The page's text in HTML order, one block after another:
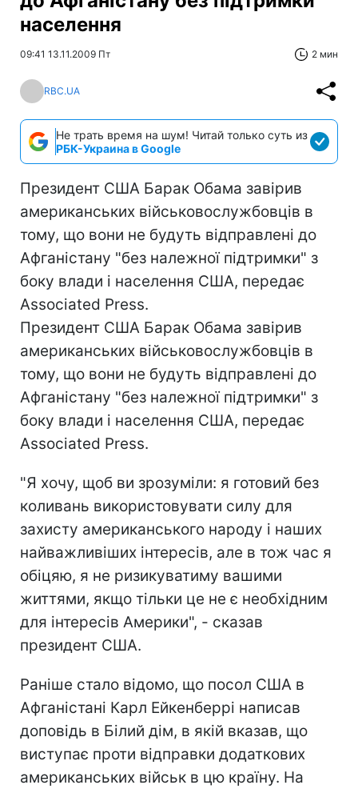
населення
09:41 13.11.2009 Пт 2 мин
RBC.UA
Не трать время на шум! Читай только суть из
РБК-Украина в Google
Президент США Барак Обама завірив
американських військовослужбовців в
тому, що вони не будуть відправлені до
Афганістану "без належної підтримки" з
боку влади і населення США, передає
Associated Press.
Президент США Барак Обама завірив
американських військовослужбовців в
тому, що вони не будуть відправлені до
Афганістану "без належної підтримки" з
боку влади і населення США, передає
Associated Press.
"Я хочу, щоб ви зрозуміли: я готовий без
коливань використовувати силу для
захисту американського народу і наших
найважливіших інтересів, але в тож час я
обіцяю, я не ризикуватиму вашими
життями, якщо тільки це не є необхідним
для інтересів Америки", - сказав
президент США.
Раніше стало відомо, що посол США в
Афганістані Карл Ейкенберрі написав
доповідь в Білий дім, в якій вказав, що
виступає проти відправки додаткових
американських військ в цю країну. На